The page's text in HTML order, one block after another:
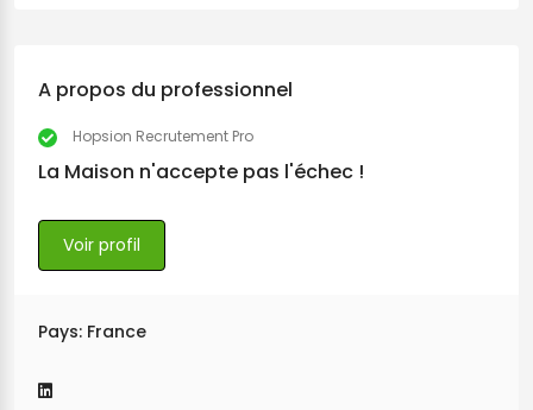
A propos du professionnel
Hopsion Recrutement Pro
La Maison n'accepte pas l'échec !
Voir profil
Pays: France